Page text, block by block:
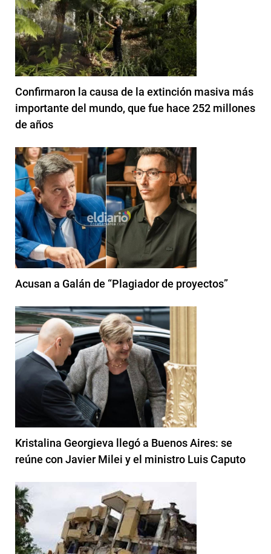
Confirmaron la causa de la extinción masiva más
importante del mundo, que fue hace 252 millones
de años
Acusan a Galán de “Plagiador de proyectos”
Kristalina Georgieva llegó a Buenos Aires: se
reúne con Javier Milei y el ministro Luis Caputo